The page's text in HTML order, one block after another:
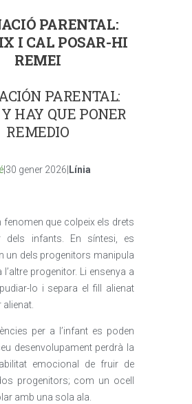
PARENTAL:
I CAL POSAR-HI
REMEI
PARENTAL:
HAY QUE PONER
REMEDIO
|30 gener 2026| Línia
fenomen que colpeix els drets
dels infants. En síntesi, es
un dels progenitors manipula
l’altre progenitor. Li ensenya a
lo i separa el fill alienat
alienat.
per a l’infant es poden
desenvolupament perdrà la
emocional de fruir de
progenitors; com un ocell
amb una sola ala.